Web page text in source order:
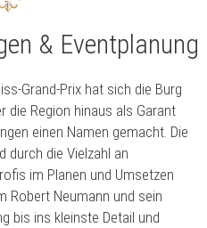
& Eventplanung
Grand-Prix hat sich die Burg
die Region hinaus als Garant
einen Namen gemacht. Die
durch die Vielzahl an
im Planen und Umsetzen
Robert Neumann und sein
bis ins kleinste Detail und